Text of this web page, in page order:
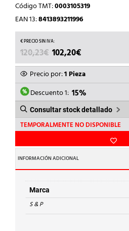
Código TMT:0003105319
EAN 13:8413893211996
120,23€ EL
PRECIO
ORIGINAL
ERA:
120,23€.
102,20€
PRECIO
ACTUAL
ES:
102,20€.
Precio por:1 Pieza
Descuento 1: 15%
Consultar stock detallado
TEMPORALMENTE NO DISPONIBLE
INFORMACIÓN ADICIONAL
Marca
S & P